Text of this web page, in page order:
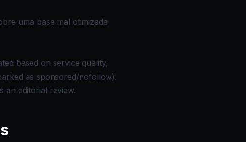
uma base mal otimizada
based on service quality,
as sponsored/nofollow).
an editorial review.